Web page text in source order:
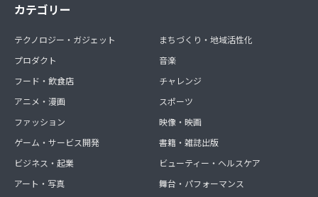
カテゴリー
テクノロジー・ガジェット
プロダクト
フード・飲食店
アニメ・漫画
ファッション
ゲーム・サービス開発
ビジネス・起業
アート・写真
まちづくり・地域活性化
音楽
チャレンジ
スポーツ
映像・映画
書籍・雑誌出版
ビューティー・ヘルスケア
舞台・パフォーマンス